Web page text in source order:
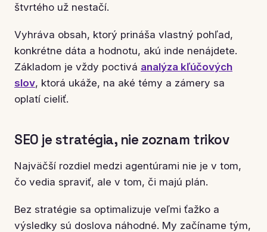
štvrtého už nestačí.
Vyhráva obsah, ktorý prináša vlastný pohľad,
konkrétne dáta a hodnotu, akú inde nenájdete.
Základom je vždy poctivá analýza kľúčových
slov, ktorá ukáže, na aké témy a zámery sa
oplatí cieliť.
SEO je stratégia, nie zoznam trikov
Najväčší rozdiel medzi agentúrami nie je v tom,
čo vedia spraviť, ale v tom, či majú plán.
Bez stratégie sa optimalizuje veľmi ťažko a
výsledky sú doslova náhodné. My začíname tým,